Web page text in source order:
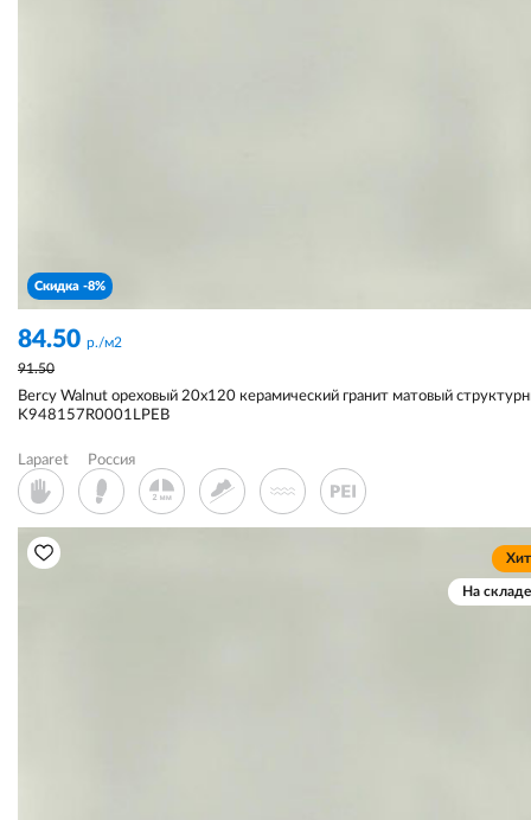
Скидка -8%
84.50 р./м2
91.50
Bercy Walnut ореховый 20x120 керамический гранит матовый
K948157R0001LPEB
Laparet Россия
Хит
На складе